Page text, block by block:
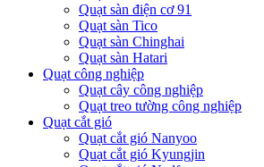
Quạt sàn điện cơ 91
Quạt sàn Tico
Quạt sàn Chinghai
Quạt sàn Hatari
Quạt công nghiệp
Quạt cây công nghiệp
Quạt treo tường công nghiệp
Quạt cắt gió
Quạt cắt gió Nanyoo
Quạt cắt gió Kyungjin